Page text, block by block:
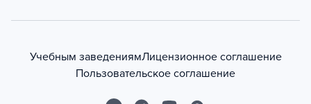
Учебным заведениямЛицензионное соглашение
Пользовательское соглашение